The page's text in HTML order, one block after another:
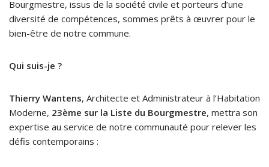
Bourgmestre, issus de la société civile et porteurs d’une
diversité de compétences, sommes prêts à œuvrer pour le
bien-être de notre commune.
Qui suis-je ?
Thierry Wantens, Architecte et Administrateur à l’Habitation
Moderne, 23ème sur la Liste du Bourgmestre, mettra son
expertise au service de notre communauté pour relever les
défis contemporains :